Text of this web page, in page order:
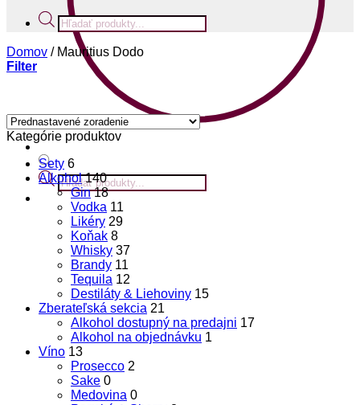
Products
search
Products
search
Domov /Mauritius Dodo
Filter
Kategórie produktov
Sety 6
Alkohol 140
Gin 18
Vodka 11
Likéry 29
Koňak 8
Whisky 37
Brandy 11
Tequila 12
Destiláty & Liehoviny 15
Zberateľská sekcia 21
Alkohol dostupný na predajni 17
Alkohol na objednávku 1
Víno 13
Prosecco 2
Sake 0
Medovina 0